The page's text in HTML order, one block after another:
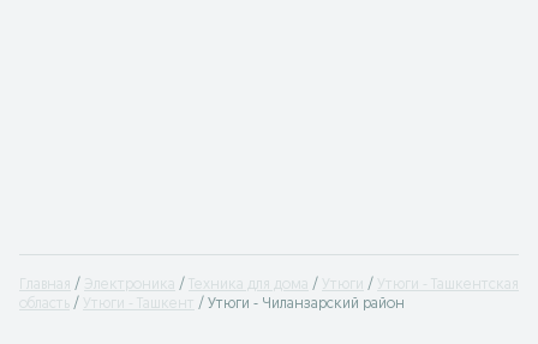
Главная Электроника Техника для дома Утюги
Утюги - Ташкентская
область
Утюги - Ташкент Утюги - Чиланзарский район